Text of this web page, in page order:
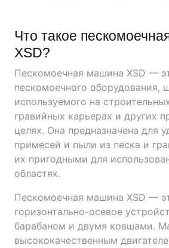
Что такое
XSD?
Пескомоечная машина XSD —
пескомоечного оборудования,
используемого на
гравийных карьерах и других
целях. Она предназначена для
примесей и пыли из песка и
их пригодными для
областях.
Пескомоечная машина XSD —
горизонтально-осевое
барабаном и двумя ковшами.
высококачественным